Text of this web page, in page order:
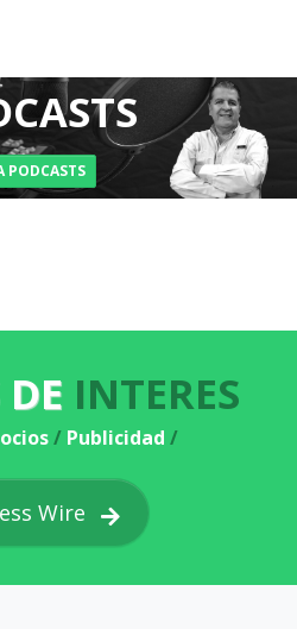
PODCASTS
INTERES
/ Publicidad /
Wire